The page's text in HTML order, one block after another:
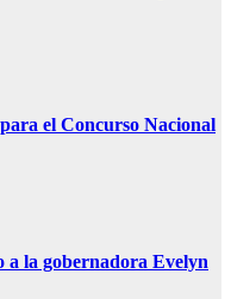
el Concurso Nacional
la gobernadora Evelyn